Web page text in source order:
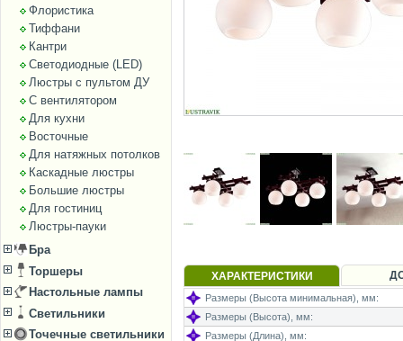
Флористика
Тиффани
Кантри
Светодиодные (LED)
Люстры с пультом ДУ
С вентилятором
Для кухни
Восточные
Для натяжных потолков
Каскадные люстры
Большие люстры
Для гостиниц
Люстры-пауки
Бра
Торшеры
Настольные лампы
Светильники
Точечные светильники
ХАРАКТЕРИСТИКИ
Размеры (Высота минимальная), мм:
Размеры (Высота), мм:
Размеры (Длина), мм: